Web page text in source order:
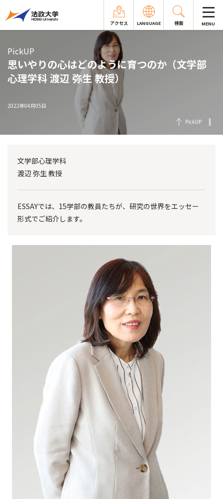
アクセス LANGUAGE 検索 MENU
PickUP
思いやりの心はどのように育つのか（文学部
心理学科 渡辺 弥生 教授）
2022年04月05日
PickUP
文学部心理学科
渡辺 弥生 教授
ESSAYでは、15学部の教員たちが、研究の世界をエッセー
形式でご紹介します。